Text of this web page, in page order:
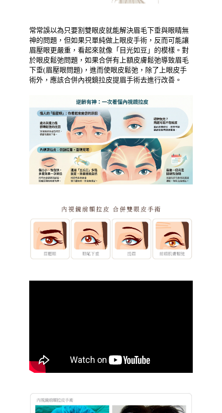
常常誤以為只要割雙眼皮就能解決眉毛下垂與眼睛無
神的問題，但如果只單純做上眼皮手術，反而可能讓
眉壓眼更嚴重，看起來就像「目光如豆」的模樣。對
於眼皮鬆弛問題，如果合併有上額皮膚鬆弛導致眉毛
下垂(眉壓眼問題)，進而使眼皮鬆弛，除了上眼皮手
術外，應該合併內視鏡拉皮提眉手術去進行改善。